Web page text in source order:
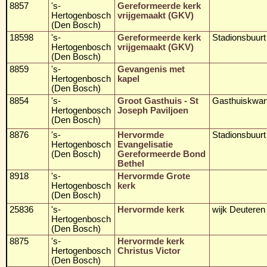
8857
's-
Hertogenbosch
(Den Bosch)
Gereformeerde kerk
vrijgemaakt (GKV)
18598
's-
Hertogenbosch
(Den Bosch)
Gereformeerde kerk
vrijgemaakt (GKV)
Stadionsbuurt
8859
's-
Hertogenbosch
(Den Bosch)
Gevangenis met
kapel
8854
's-
Hertogenbosch
(Den Bosch)
Groot Gasthuis - St
Joseph Paviljoen
8876
's-
Hertogenbosch
(Den Bosch)
Hervormde
Evangelisatie
Gereformeerde Bond
Bethel
Stadionsbuurt
8918
's-
Hertogenbosch
(Den Bosch)
Hervormde Grote
kerk
25836
's-
Hertogenbosch
(Den Bosch)
Hervormde kerk wijk Deuteren
8875
's-
Hertogenbosch
(Den Bosch)
Hervormde kerk
Christus Victor